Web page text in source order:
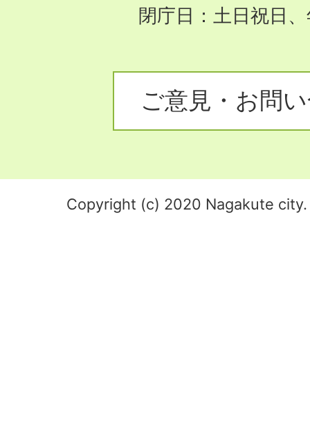
閉庁日：土日祝日
ご意見・お問
Copyright (c) 2020 Nagakute